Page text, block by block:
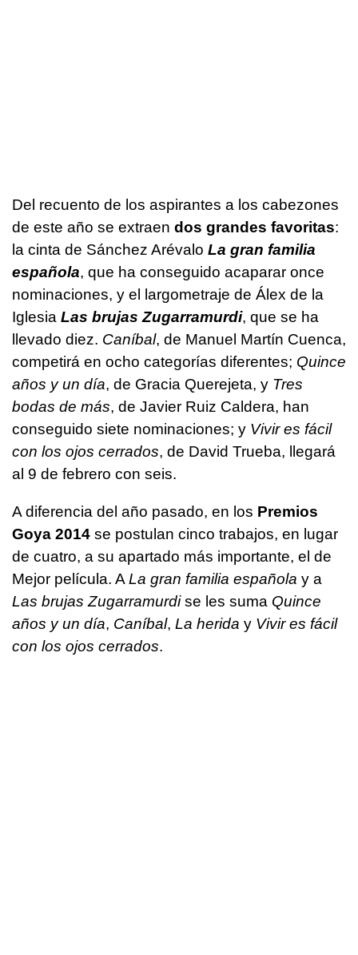
Del recuento de los aspirantes a los cabezones
de este año se extraen dos grandes favoritas:
la cinta de Sánchez Arévalo La gran familia
española, que ha conseguido acaparar once
nominaciones, y el largometraje de Álex de la
Iglesia Las brujas Zugarramurdi, que se ha
llevado diez. Caníbal, de Manuel Martín Cuenca,
competirá en ocho categorías diferentes; Quince
años y un día, de Gracia Querejeta, y Tres
bodas de más, de Javier Ruiz Caldera, han
conseguido siete nominaciones; y Vivir es fácil
con los ojos cerrados, de David Trueba, llegará
al 9 de febrero con seis.
A diferencia del año pasado, en los Premios
Goya 2014 se postulan cinco trabajos, en lugar
de cuatro, a su apartado más importante, el de
Mejor película. ALa gran familia española y a
Las brujas Zugarramurdise les suma Quince
años y un día, Caníbal, La herida y Vivir es fácil
con los ojos cerrados.